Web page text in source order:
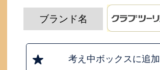
ブランド名
考え中ボックスに追加